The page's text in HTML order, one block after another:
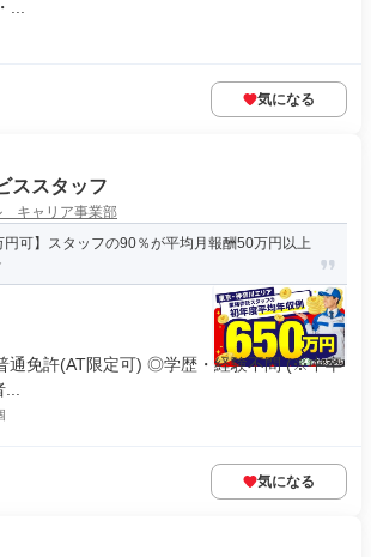
気になる
ススタッフ
キャリア事業部
円可】スタッフの90％が平均月報酬50万円以上
通免許(AT限定可) ◎学歴・経験不問 (※中卒
気になる